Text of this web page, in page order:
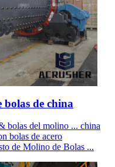
bolas de china
bolas del molino ... china
bolas de acero
de Molino de Bolas ...